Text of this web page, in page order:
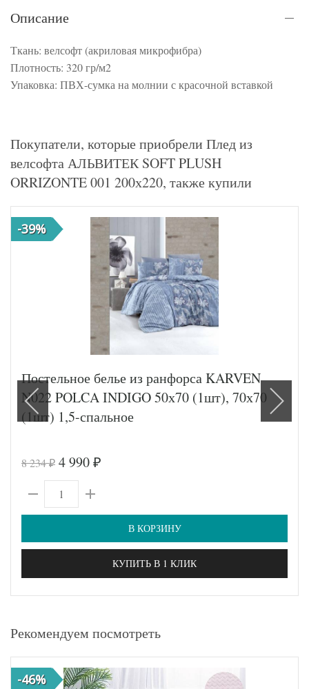
Описание
Ткань: велсофт (акриловая микрофибра)
Плотность: 320 гр/м2
Упаковка: ПВХ-сумка на молнии с красочной вставкой
Покупатели, которые приобрели Плед из
велсофта АЛЬВИТЕК SOFT PLUSH
ORRIZONTE 001 200х220, также купили
-39%
Постельное белье из ранфорса KARVEN
N022 POLCA INDIGO 50х70 (1шт), 70х70
(1шт) 1,5-спальное
8 234₽ 4 990 ₽
В КОРЗИНУ
КУПИТЬ В 1 КЛИК
Рекомендуем посмотреть
-46%